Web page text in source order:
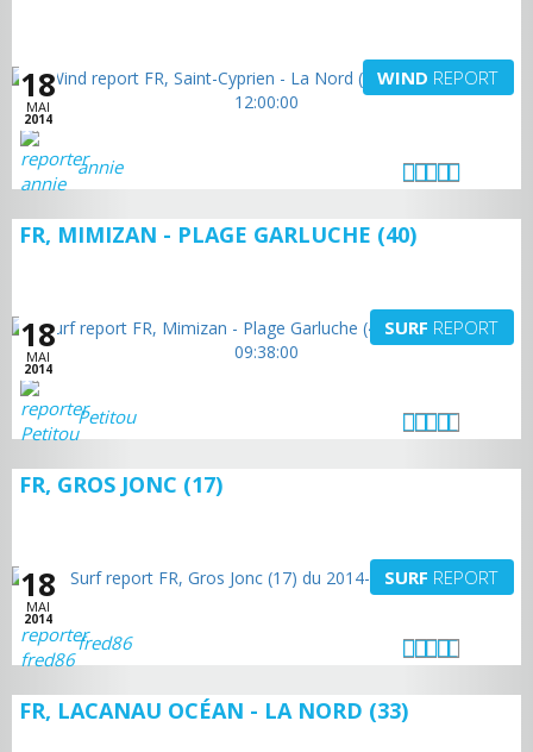
18
MAI
2014
WIND REPORT
annie
FR, MIMIZAN - PLAGE GARLUCHE (40)
18
MAI
2014
SURF REPORT
Petitou
FR, GROS JONC (17)
18
MAI
2014
SURF REPORT
fred86
FR, LACANAU OCÉAN - LA NORD (33)